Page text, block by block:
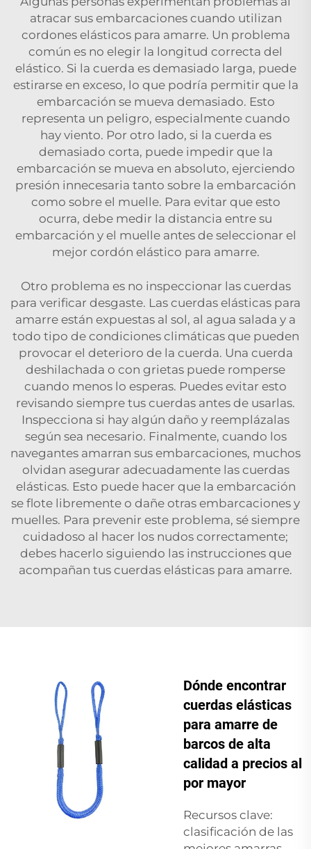
atracar sus embarcaciones cuando utilizan
cordones elásticos para amarre. Un problema
común es no elegir la longitud correcta del
elástico. Si la cuerda es demasiado larga, puede
estirarse en exceso, lo que podría permitir que la
embarcación se mueva demasiado. Esto
representa un peligro, especialmente cuando
hay viento. Por otro lado, si la cuerda es
demasiado corta, puede impedir que la
embarcación se mueva en absoluto, ejerciendo
presión innecesaria tanto sobre la embarcación
como sobre el muelle. Para evitar que esto
ocurra, debe medir la distancia entre su
embarcación y el muelle antes de seleccionar el
mejor cordón elástico para amarre.
Otro problema es no inspeccionar las cuerdas
para verificar desgaste. Las cuerdas elásticas para
amarre están expuestas al sol, al agua salada y a
todo tipo de condiciones climáticas que pueden
provocar el deterioro de la cuerda. Una cuerda
deshilachada o con grietas puede romperse
cuando menos lo esperas. Puedes evitar esto
revisando siempre tus cuerdas antes de usarlas.
Inspecciona si hay algún daño y reemplázalas
según sea necesario. Finalmente, cuando los
navegantes amarran sus embarcaciones, muchos
olvidan asegurar adecuadamente las cuerdas
elásticas. Esto puede hacer que la embarcación
se flote libremente o dañe otras embarcaciones y
muelles. Para prevenir este problema, sé siempre
cuidadoso al hacer los nudos correctamente;
debes hacerlo siguiendo las instrucciones que
acompañan tus cuerdas elásticas para amarre.
Dónde encontrar
cuerdas elásticas
para amarre de
barcos de alta
calidad a precios al
por mayor
Recursos clave:
clasificación de las